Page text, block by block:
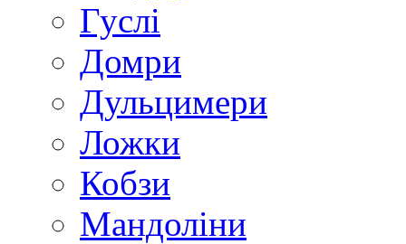
Гуслі
Домри
Дульцимери
Ложки
Кобзи
Мандоліни